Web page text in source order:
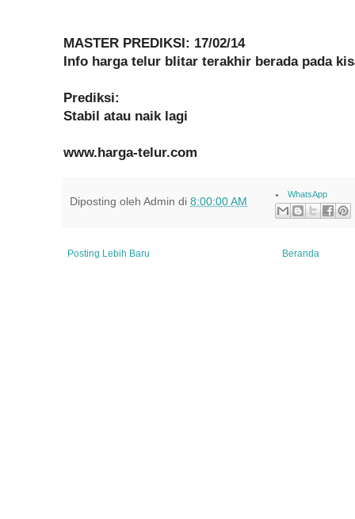
MASTER PREDIKSI: 17/02/14
Info harga telur blitar terakhir berada pada
Prediksi:
Stabil atau naik lagi
www.harga-telur.com
Diposting oleh Admin di 8:00:00 AM
WhatsApp
Posting Lebih Baru Beranda